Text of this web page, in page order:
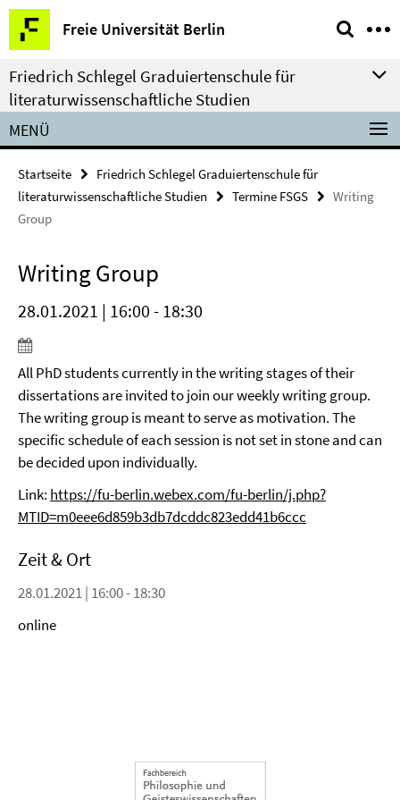
Springe
direkt
zu
Inhalt
Freie Universität Berlin
Service-
Navigation
Friedrich Schlegel Graduiertenschule für
literaturwissenschaftliche Studien
MENÜ
Startseite
Friedrich Schlegel Graduiertenschule für
literaturwissenschaftliche Studien
Termine FSGS
Writing
Group
Writing Group
28.01.2021 | 16:00 - 18:30
All PhD students currently in the writing stages of their
dissertations are invited to join our weekly writing group.
The writing group is meant to serve as motivation. The
specific schedule of each session is not set in stone and can
be decided upon individually.
Link: https://fu-berlin.webex.com/fu-berlin/j.php?
MTID=m0eee6d859b3db7dcddc823edd41b6ccc
Zeit & Ort
28.01.2021 | 16:00 - 18:30
online